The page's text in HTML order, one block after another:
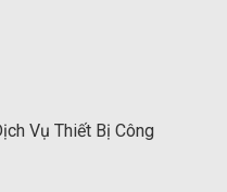
Vụ Thiết Bị Công